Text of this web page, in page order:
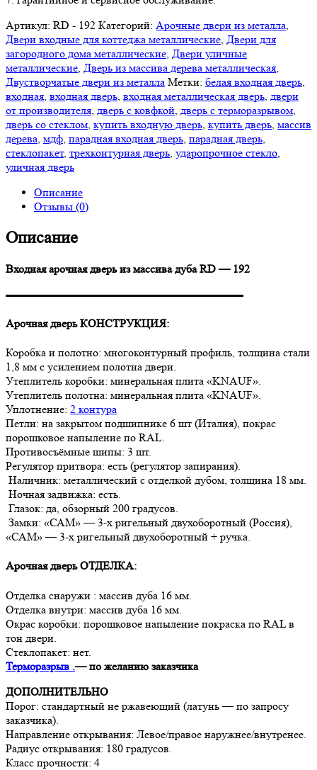
Артикул: RD - 192 Категорий: Арочные двери из металла,
Двери входные для коттеджа металлические, Двери для
загородного дома металлические, Двери уличные
металлические, Дверь из массива дерева металлическая,
Двустворчатые двери из металла Метки: белая входная дверь,
входная, входная дверь, входная металлическая дверь, двери
от производителя, дверь с ковфкой, дверь с терморазрывом,
дверь со стеклом, купить входную дверь, купить дверь, массив
дерева, мдф, парадная входная дверь, парадная дверь,
стеклопакет, трехконтурная дверь, ударопрочное стекло,
уличная дверь
Описание
Отзывы (0)
Описание
Входная арочная дверь из массива дуба RD — 192
▬▬▬▬▬▬▬▬▬▬▬▬▬▬▬▬▬▬▬▬▬
Арочная дверь КОНСТРУКЦИЯ:
Коробка и полотно: многоконтурный профиль, толщина стали
1,8 мм с усилением полотна двери.
Утеплитель коробки: минеральная плита «KNAUF».
Утеплитель полотна: минеральная плита «KNAUF».
Уплотнение: 2 контура
Петли: на закрытом подшипнике 6 шт (Италия), покрас
порошковое напыление по RAL.
Противосъёмные шипы: 3 шт.
Регулятор притвора: есть (регулятор запирания).
Наличник: металлический с отделкой дубом, толщина 18 мм.
Ночная задвижка: есть.
Глазок: да, обзорный 200 градусов.
Замки: «САМ» — 3-х ригельный двухоборотный (Россия),
«САМ» — 3-х ригельный двухоборотный + ручка.
Арочная дверьОТДЕЛКА:
Отделка снаружи : массив дуба 16 мм.
Отделка внутри: массив дуба 16 мм.
Окрас коробки: порошковое напыление покраска по RAL в
тон двери.
Стеклопакет: нет.
Терморазрыв .— по желанию заказчика
ДОПОЛНИТЕЛЬНО
Порог: стандартный не ржавеющий (латунь — по запросу
заказчика).
Направление открывания: Левое/правое наружнее/внутренее.
Радиус открывания: 180 градусов.
Класс прочности: 4